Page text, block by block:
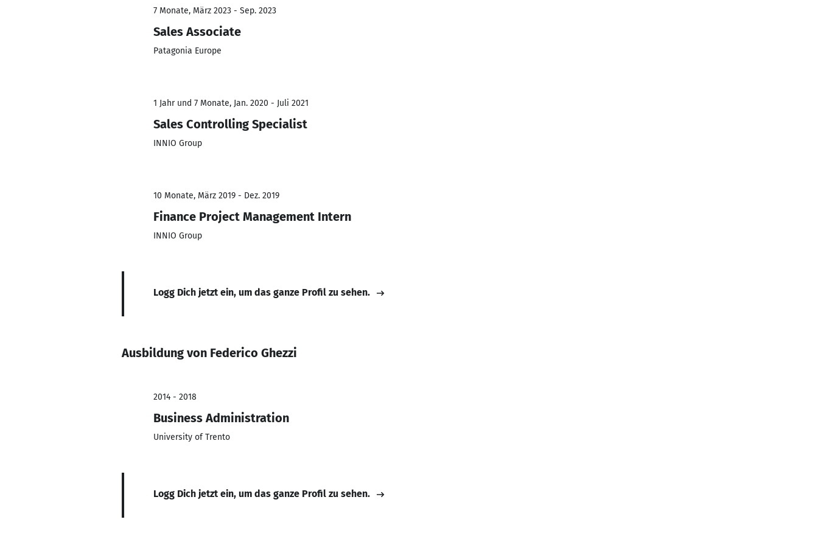
7 Monate, März 2023 - Sep. 2023
Sales Associate
Patagonia Europe
1 Jahr und 7 Monate, Jan. 2020 - Juli 2021
Sales Controlling Specialist
INNIO Group
10 Monate, März 2019 - Dez. 2019
Finance Project Management Intern
INNIO Group
Logg Dich jetzt ein, um das ganze Profil zu sehen.
Ausbildung von Federico Ghezzi
2014 - 2018
Business Administration
University of Trento
Logg Dich jetzt ein, um das ganze Profil zu sehen.